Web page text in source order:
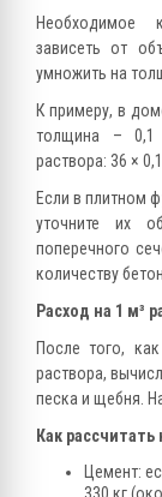
Необходимое
зависеть от
умножить на
К примеру, в
толщина – 0,1
раствора: 36 ×
Если в плитном
уточните их
поперечного
количеству
Расход на 1 м³
После того,
раствора,
песка и щебня.
Как
Цемент: